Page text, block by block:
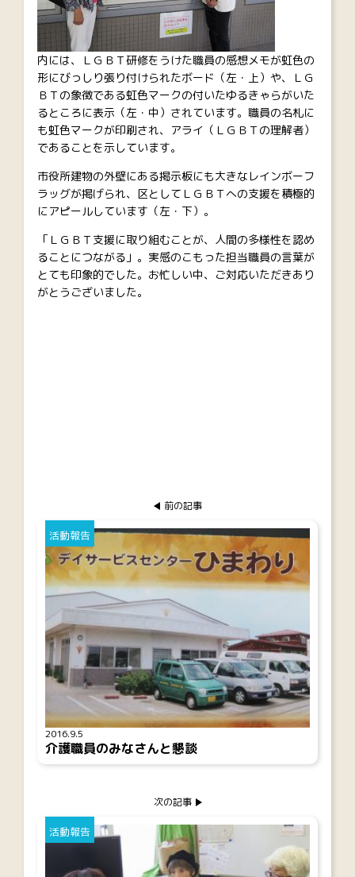
内には、ＬＧＢＴ研修をうけた職員の感想メモが虹色の
形にびっしり張り付けられたボード（左・上）や、ＬＧ
ＢＴの象徴である虹色マークの付いたゆるきゃらがいた
るところに表示（左・中）されています。職員の名札に
も虹色マークが印刷され、アライ（ＬＧＢＴの理解者）
であることを示しています。
市役所建物の外壁にある掲示板にも大きなレインボーフ
ラッグが掲げられ、区としてＬＧＢＴへの支援を積極的
にアピールしています（左・下）。
「ＬＧＢＴ支援に取り組むことが、人間の多様性を認め
ることにつながる」。実感のこもった担当職員の言葉が
とても印象的でした。お忙しい中、ご対応いただきあり
がとうございました。
前の記事
2016.9.5
活動報告
介護職員のみなさんと懇談
活動報告
次の記事